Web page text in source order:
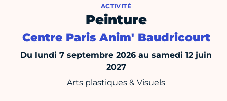
ACTIVITÉ
Peinture
Centre Paris Anim' Baudricourt
Du lundi 7 septembre 2026 au samedi 12 juin
2027
Arts plastiques & Visuels